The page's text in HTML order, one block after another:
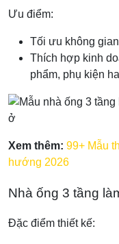
Ưu điểm:
Tối ưu không
Thích hợp kinh
phẩm, phụ kiện
Xem thêm: 99+ Mẫu
hướng 2026
Nhà ống 3 tầng
Đặc điểm thiết kế: